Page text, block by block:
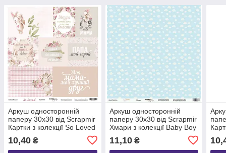
Аркуш односторонній
паперу 30x30 від Scrapmir
Картки з колекції So Loved
10,40 ₴
Аркуш односторонній
паперу 30x30 від Scrapmir
Хмари з колекції Baby Boy
11,10₴